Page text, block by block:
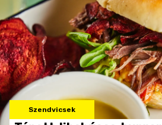
Szendvicsek